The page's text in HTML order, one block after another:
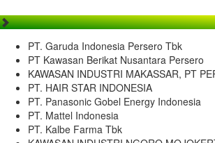
PT. Garuda Indonesia Persero Tbk
PT Kawasan Berikat Nusantara Persero
KAWASAN INDUSTRI MAKASSAR, PT
PT. HAIR STAR INDONESIA
PT. Panasonic Gobel Energy Indonesia
PT. Mattel Indonesia
PT. Kalbe Farma Tbk